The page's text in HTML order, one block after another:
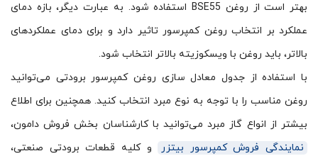
بهتر است از روغن BSE55 استفاده شود. به عبارت دیگر، بازه دمای
عملکرد بر انتخاب روغن کمپرسور تاثیر دارد و برای دمای عملکردهای
بالاتر، باید روغن با ویسکوزیته بالاتر انتخاب ‌شود.
با استفاده از جدول معادل سازی روغن کمپرسور برودتی می‌توانید
روغن مناسب را با توجه به نوع مبرد انتخاب کنید. همچنین برای اطلاع
بیشتر از انواع گاز مبرد می‌توانید با کارشناسان بخش فروش دامون،
نمایندگی فروش کمپرسور بیتزر
و کلیه قطعات برودتی صنعتی،